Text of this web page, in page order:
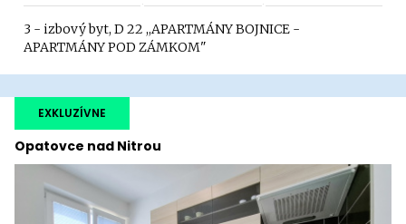
3 - izbový byt, D 22 ,,APARTMÁNY BOJNICE -
APARTMÁNY POD ZÁMKOM"
Opatovce nad Nitrou
EXKLUZÍVNE